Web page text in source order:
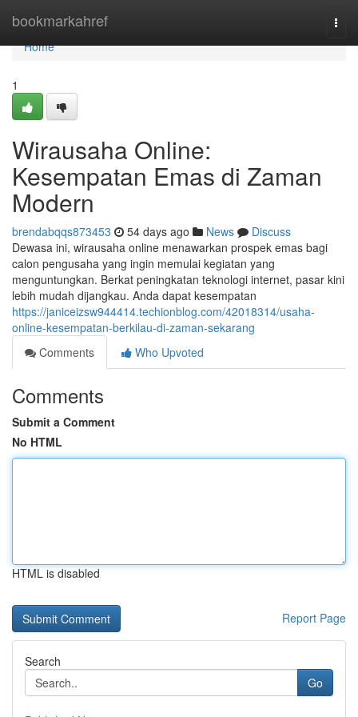
bookmarkahref
Home
Home
1
Wirausaha Online:
Kesempatan Emas di Zaman
Modern
brendabqqs873453 54 days ago News
Discuss
Dewasa ini, wirausaha online menawarkan prospek emas bagi
calon pengusaha yang ingin memulai kegiatan yang
menguntungkan. Berkat peningkatan teknologi internet, pasar kini
lebih mudah dijangkau. Anda dapat kesempatan
https://janiceizsw944414.techionblog.com/42018314/usaha-
online-kesempatan-berkilau-di-zaman-sekarang
Comments
Who Upvoted
Comments
Submit a Comment
No HTML
HTML is disabled
Report Page
Search
Go